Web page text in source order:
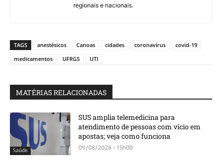
regionais e nacionais.
TAGS anestésicos Canoas cidades coronavírus
covid-19
medicamentos
UFRGS UTI
MATÉRIAS RELACIONADAS
Saúde
SUS amplia telemedicina para
atendimento de pessoas com vício em
apostas; veja como funciona
09/08/2026 - 15h00